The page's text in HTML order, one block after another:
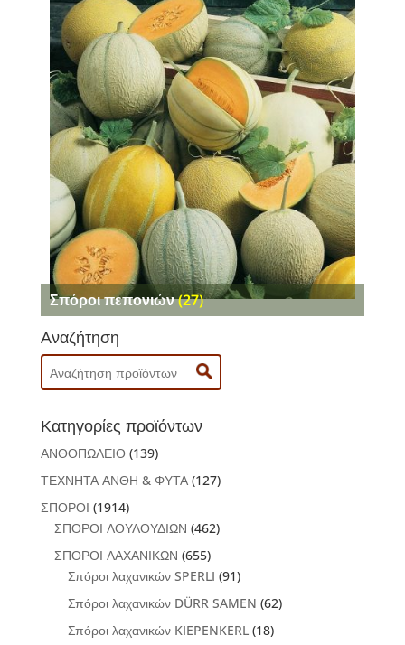
Σπόροι πεπονιών(27)
Αναζήτηση
Search
for:
Κατηγορίες προϊόντων
ΑΝΘΟΠΩΛΕΙΟ (139)
ΤΕΧΝΗΤΑ ΑΝΘΗ & ΦΥΤΑ (127)
ΣΠΟΡΟΙ (1914)
ΣΠΟΡΟΙ ΛΟΥΛΟΥΔΙΩΝ (462)
ΣΠΟΡΟΙ ΛΑΧΑΝΙΚΩΝ (655)
Σπόροι λαχανικών SPERLI (91)
Σπόροι λαχανικών DÜRR SAMEN (62)
Σπόροι λαχανικών KIEPENKERL (18)